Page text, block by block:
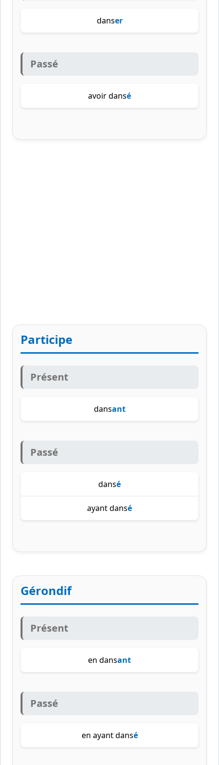
danser
Passé
avoir dansé
Participe
Présent
dansant
Passé
dansé
ayant dansé
Gérondif
Présent
en dansant
Passé
en ayant dansé